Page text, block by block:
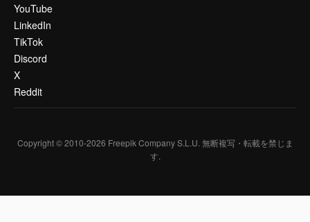
YouTube
LinkedIn
TikTok
Discord
X
Reddit
Copyright © 2010-2026 Freepik Company S.L.U. 無断複写・転載を禁じま
す.